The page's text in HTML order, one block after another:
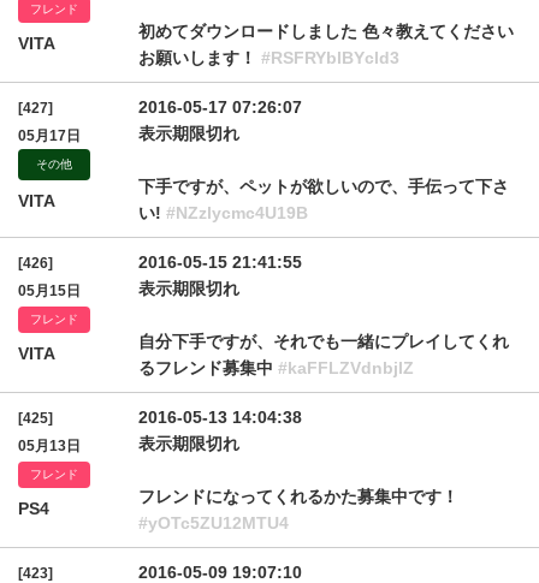
フレンド
VITA
初めてダウンロードしました 色々教えてください
お願いします！ #RSFRYblBYcld3
[427]
05月17日
その他
VITA
2016-05-17 07:26:07
表示期限切れ
下手ですが、ペットが欲しいので、手伝って下さ
い! #NZzlycmc4U19B
[426]
05月15日
フレンド
VITA
2016-05-15 21:41:55
表示期限切れ
自分下手ですが、それでも一緒にプレイしてくれ
るフレンド募集中 #kaFFLZVdnbjlZ
[425]
05月13日
フレンド
PS4
2016-05-13 14:04:38
表示期限切れ
フレンドになってくれるかた募集中です！
#yOTc5ZU12MTU4
[423]
2016-05-09 19:07:10